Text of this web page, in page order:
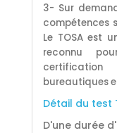
3- Sur
compétences
Le TOSA est
reconnu
bureautiques
Détail du test
D'une durée